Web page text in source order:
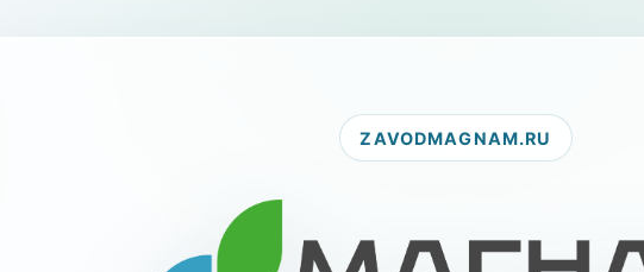
ZAVODMAGNAM.RU